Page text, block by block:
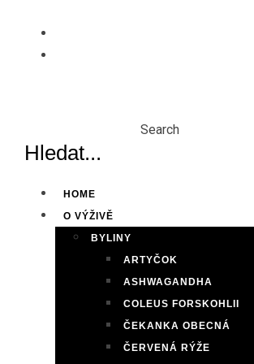
content
Search
HOME
O VÝŽIVĚ
BYLINY
ARTYČOK
ASHWAGANDHA
COLEUS FORSKOHLII
ČEKANKA OBECNÁ
ČERVENÁ RÝŽE